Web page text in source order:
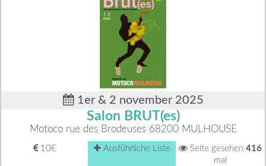
1er & 2 november 2025
Salon BRUT(es)
Motoco rue des Brodeuses 68200 MULHOUSE
10€ Ausführliche Liste Seite gesehen 416
mal